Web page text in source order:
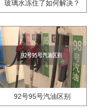
玻璃水冻住了如何解决？
92号95号汽油区别